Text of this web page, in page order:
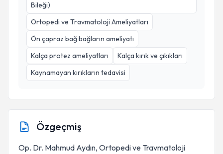
Bileği)
Ortopedi ve Travmatoloji Ameliyatları
Ön çapraz bağ bağların ameliyatı
Kalça protez ameliyatları
Kalça kırık ve çıkıkları
Kaynamayan kırıkların tedavisi
Özgeçmiş
Op. Dr. Mahmud Aydın, Ortopedi ve Travmatoloji